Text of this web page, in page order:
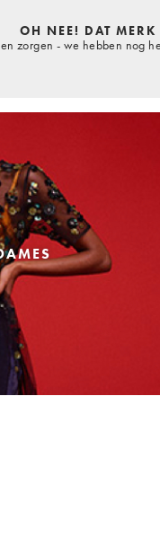
OH NEE! DAT
zorgen - we hebben nog